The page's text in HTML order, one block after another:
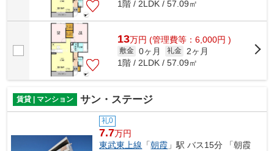
1階 / 2LDK / 57.09㎡
13万円 (管理費等：6,000円 )
敷金 0ヶ月 礼金
2ヶ月
1階 / 2LDK / 57.09㎡
賃貸 | マンション サン・ステージ
礼0
7.7万円
東武東上線 「朝霞 」駅 バス15分 「朝霞